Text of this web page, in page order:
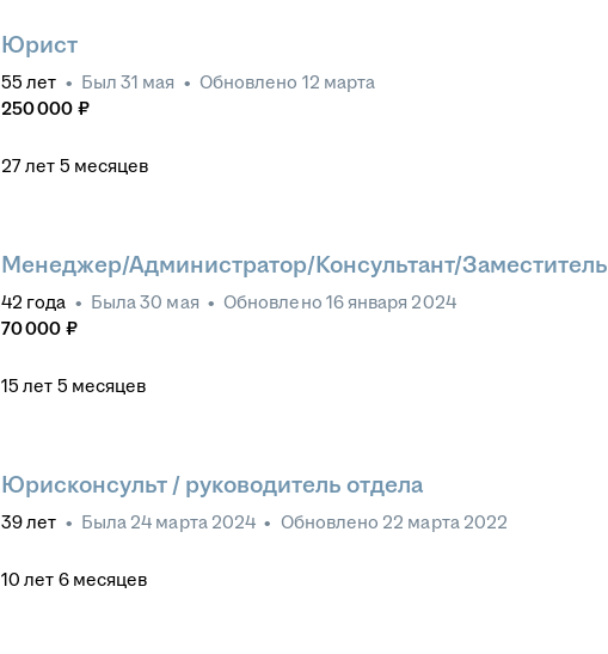
Юрист
55 лет • Был 31 мая • Обновлено 12 марта
250 000 ₽
27лет 5 месяцев
Менеджер/Администратор/Консультант/Заместитель
42 года • Была30 мая • Обновлено 16 января 2024
70 000 ₽
15 лет 5 месяцев
Юрисконсульт / руководитель отдела
39лет • Была 24 марта 2024 • Обновлено 22 марта 2022
10 лет 6 месяцев